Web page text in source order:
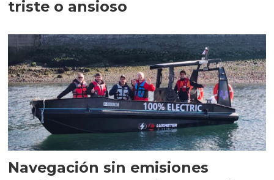
triste o ansioso
Navegación sin emisiones